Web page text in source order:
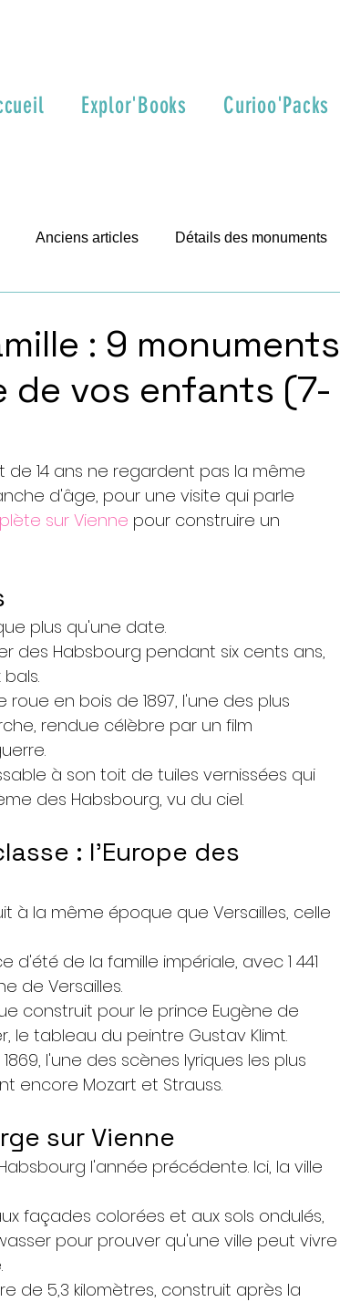
Explor'Books Curioo'Packs
Anciens articles Détails des monuments
: 9 monuments
de vos enfants (7-
14 ans ne regardent pas la même
d'âge, pour une visite qui parle
sur Vienne pour construire un
plus qu'une date.
des Habsbourg pendant six cents ans,
roue en bois de 1897, l'une des plus
rendue célèbre par un film
à son toit de tuiles vernissées qui
des Habsbourg, vu du ciel.
: l'Europe des
à la même époque que Versailles, celle
d'été de la famille impériale, avec 1 441
de Versailles.
construit pour le prince Eugène de
le tableau du peintre Gustav Klimt.
l'une des scènes lyriques les plus
encore Mozart et Strauss.
sur Vienne
l'année précédente. Ici, la ville
façades colorées et aux sols ondulés,
pour prouver qu'une ville peut vivre
de 5,3 kilomètres, construit après la